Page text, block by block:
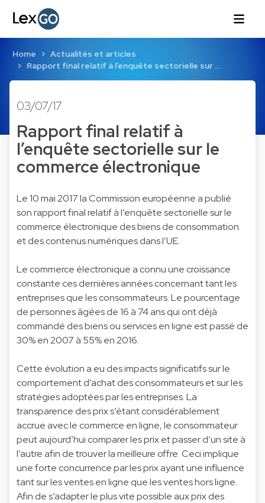
Home
Actualités et articles
Rapport final relatif à l’enquête sectorielle sur …
03/07/17
Rapport final relatif à
l’enquête sectorielle sur le
commerce électronique
Le 10 mai 2017 la Commission européenne a publié
son rapport final relatif à l’enquête sectorielle sur le
commerce électronique des biens de consommation
et des contenus numériques dans l’UE.
Le commerce électronique a connu une croissance
constante ces dernières années concernant tant les
entreprises que les consommateurs. Le pourcentage
de personnes âgées de 16 à 74 ans qui ont déjà
commandé des biens ou services en ligne est passé de
30% en 2007 à 55% en 2016.
Cette évolution a eu des impacts significatifs sur le
comportement d’achat des consommateurs et sur les
stratégies adoptées par les entreprises. La
transparence des prix s’étant considérablement
accrue avec le commerce en ligne, le consommateur
peut aujourd’hui comparer les prix et passer d’un site à
l’autre afin de trouver la meilleure offre. Ceci implique
une forte concurrence par les prix ayant une influence
tant sur les ventes en ligne que les ventes hors ligne.
Afin de s’adapter le plus vite possible aux prix des